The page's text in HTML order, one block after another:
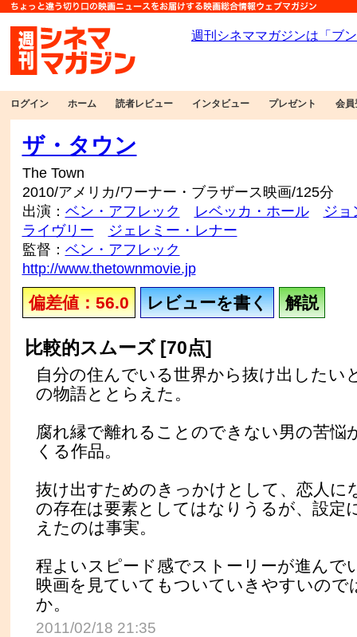
ログイン ホーム 読者レビュー インタビュー プレゼント 会員
ザ・タウン
The Town
2010/アメリカ/ワーナー・ブラザース映画/125分
出演： ベン・アフレック レベッカ・ホール
ジョ
ライヴリー
ジェレミー・レナー
監督： ベン・アフレック
http://www.thetownmovie.jp
偏差値：56.0 レビューを書く 解説
比較的スムーズ [70点]
自分の住んでいる世界から抜け出したい
の物語ととらえた。
腐れ縁で離れることのできない男の苦悩
くる作品。
抜け出すためのきっかけとして、恋人に
の存在は要素としてはなりうるが、設定
えたのは事実。
程よいスピード感でストーリーが進んで
映画を見ていてもついていきやすいので
か。
2011/02/18 21:35